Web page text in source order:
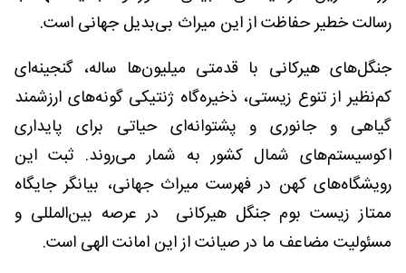
رسالت خطیر حفاظت از این میراث بی‌بدیل جهانی است.
جنگل‌های هیرکانی با قدمتی میلیون‌ها ساله، گنجینه‌ای
کم‌نظیر از تنوع زیستی، ذخیره‌گاه ژنتیکی گونه‌های ارزشمند
گیاهی و جانوری و پشتوانه‌ای حیاتی برای پایداری
اکوسیستم‌های شمال کشور به شمار می‌روند. ثبت این
رویشگاه‌های کهن در فهرست میراث جهانی، بیانگر جایگاه
ممتاز زیست بوم جنگل هیرکانی در عرصه بین‌المللی و
مسئولیت مضاعف ما در صیانت از این امانت الهی است.